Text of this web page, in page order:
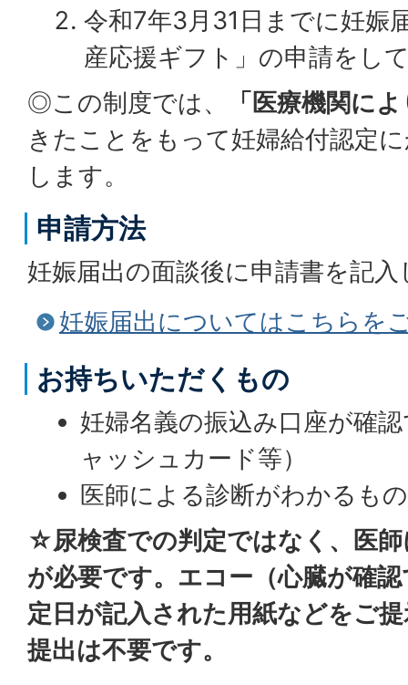
令和7年3月31日までに妊娠
産応援ギフト」の申請をし
◎この制度では、
「医療機関に
きたことをもって妊婦給付認定
します。
申請方法
妊娠届出の面談後に申請書を記
妊娠届出についてはこちらを
お持ちいただくもの
妊婦名義の振込み口座が確
ャッシュカード等）
医師による診断がわかるも
☆尿検査での判定ではなく、医
が必要です。エコー（心臓が確
定日が記入された用紙などをご
提出は不要です。